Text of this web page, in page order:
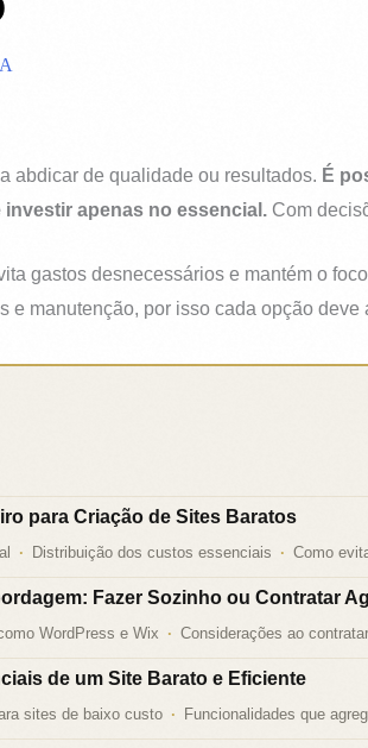
abdicar de qualidade ou resultados. É
apenas no essencial.Com
gastos desnecessários e mantém o
e manutenção, por isso cada opção
para Criação de Sites Baratos
Distribuição dos custos essenciais Como
Fazer Sozinho ou Contratar
WordPress e Wix Considerações ao
de um Site Barato e Eficiente
sites de baixo custo Funcionalidades que